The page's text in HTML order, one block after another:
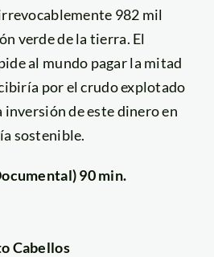
982 mil
verde de la tierra. El
al mundo pagar la mitad
por el crudo explotado
inversión de este dinero en
sostenible.
90 min.
Cabellos